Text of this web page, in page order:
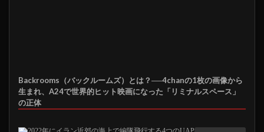
Backrooms（バックルームズ）とは？──4chanの1枚の画像から
生まれ、A24で世界的ヒット映画になった「リミナルスペース」
の正体